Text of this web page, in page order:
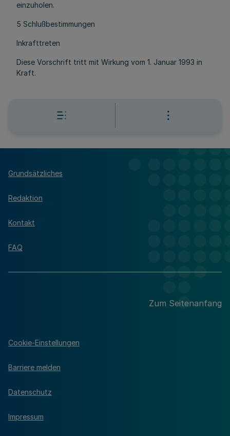
einzuholen.
5 Schlußbestimmungen
Inkrafttreten
Diese Vorschrift tritt mit Wirkung vom 1. Januar 1993 in
Kraft.
Grundsätzliches
Redaktion
Kontakt
FAQ
Zum Seitenanfang
Cookie-Einstellungen
Barriere melden
Datenschutz
Impressum